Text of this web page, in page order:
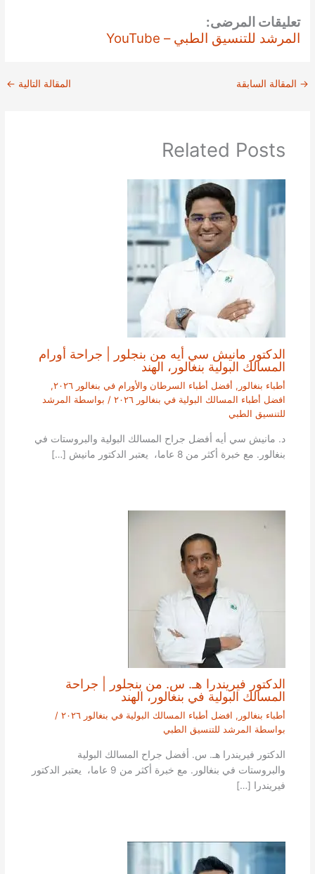
تعليقات المرضى:
المرشد للتنسيق الطبي – YouTube
→ المقالة السابقة المقالة التالية ←
Related Posts
الدكتور مانيش سي أيه من بنجلور | جراحة أورام
المسالك البولية بنغالور، الهند
أطباء بنغالور , أفضل أطباء السرطان والأورام في بنغالور ٢٠٢٦
,
افضل أطباء المسالك البولية في بنغالور ٢٠٢٦
/ بواسطة المرشد
للتنسيق الطبي
د. مانيش سي أيه أفضل جراح المسالك البولية والبروستات في
بنغالور. مع خبرة أكثر من 8 عاما، يعتبر الدكتور مانيش […]
الدكتور فيريندرا هـ. س. من بنجلور | جراحة
المسالك البولية في بنغالور، الهند
أطباء بنغالور , افضل أطباء المسالك البولية في بنغالور ٢٠٢٦
/
بواسطة المرشد للتنسيق الطبي
الدكتور فيريندرا هـ. س. أفضل جراح المسالك البولية
والبروستات في بنغالور. مع خبرة أكثر من 9 عاما، يعتبر الدكتور
فيريندرا […]